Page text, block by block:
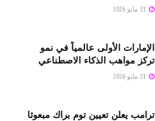
الإمارات الأولى عالمياً في نمو
تركز مواهب الذكاء الاصطناعي
ترامب يعلن تعيين توم براك مبعوثا